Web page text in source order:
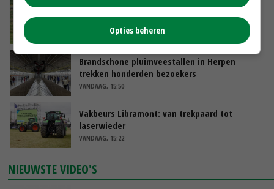
Fritesnotering stijgt door tot maximaal 30
euro
VANDAAG, 16:39
Brandschone pluimveestallen in Herpen
trekken honderden bezoekers
VANDAAG, 15:50
Vakbeurs Libramont: van trekpaard tot
laserwieder
VANDAAG, 15:22
NIEUWSTE VIDEO'S
Opties beheren